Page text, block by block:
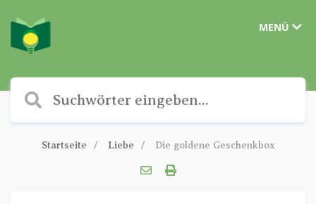
MENÜ
Startseite Liebe Die goldene Geschenkbox